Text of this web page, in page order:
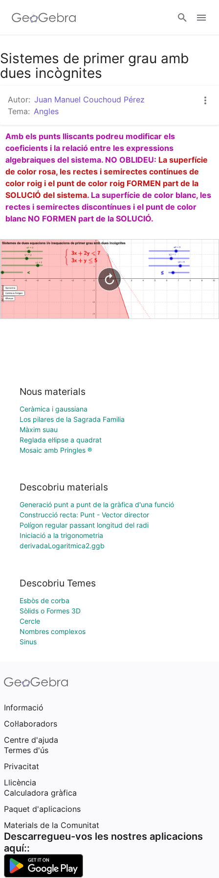
Google Classroom
Sistemes de primer grau amb
dues incògnites
Autor: Juan Manuel Couchoud Pérez
Tema: Angles
Amb els punts lliscants podreu modificar els
coeficients i la relació entre les expressions
algebraiques del sistema. NO OBLIDEU: La superfície
de color rosa, les rectes i semirectes contínues de
color roig i el punt de color roig FORMEN part de la
SOLUCIÓ del sistema. La superfície de color blanc, les
rectes i semirectes discontínues i el punt de color
blanc NO FORMEN part de la SOLUCIÓ.
Nous materials
Ceràmica i gaussiana
Los pilares de la Sagrada Familia
Màxim suau
Reglada el·lipse a quadrat
Mosaic amb Pringles ®
Descobriu materials
Generació punt a punt de la gràfica d'una funció
Construcció recta: Punt - Vector director
Polígon regular passant longitud del radi
Iniciació a la trigonometria
derivadaLogaritmica2.ggb
Descobriu Temes
Esbòs de corba
Sòlids o Formes 3D
Cercle
Nombres complexos
Sinus
Informació
Col·laboradors
Centre d'ajuda
Termes d'ús
Privacitat
Llicència
Calculadora gràfica
Paquet d'aplicacions
Materials de la Comunitat
Descarregueu-vos les nostres aplicacions
aquí::